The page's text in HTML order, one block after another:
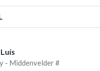
- Middenvelder #